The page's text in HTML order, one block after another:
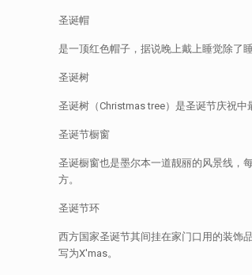
圣诞帽
是一顶红色帽子，据说晚上戴上睡觉除了
圣诞树
圣诞树（Christmas tree）是圣诞节庆祝
圣诞节橱窗
圣诞橱窗也是墨尔本一道靓丽的风景线，
方。
圣诞节环
西方国家圣诞节其间挂在家门口用的装饰
写为X'mas。